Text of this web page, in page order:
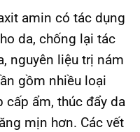
amin có tác dụng
da, chống lại tác
nguyên liệu trị nám
gồm nhiều loại
ẩm, thúc đẩy da
mịn hơn. Các vết